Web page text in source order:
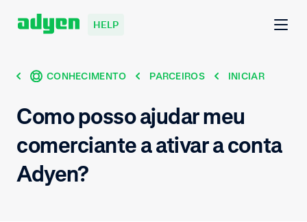
HELP
CONHECIMENTO PARCEIROS INICIAR
Como posso ajudar meu
comerciante a ativar a conta
Adyen?